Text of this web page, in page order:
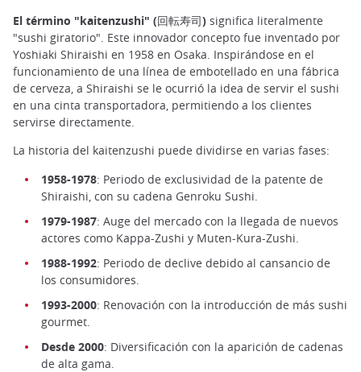
El término "kaitenzushi" (回転寿司) significa literalmente
"sushi giratorio". Este innovador concepto fue inventado por
Yoshiaki Shiraishi en 1958 en Osaka. Inspirándose en el
funcionamiento de una línea de embotellado en una fábrica
de cerveza, a Shiraishi se le ocurrió la idea de servir el sushi
en una cinta transportadora, permitiendo a los clientes
servirse directamente.
La historia del kaitenzushi puede dividirse en varias fases:
1958-1978: Periodo de exclusividad de la patente de
Shiraishi, con su cadena Genroku Sushi.
1979-1987: Auge del mercado con la llegada de nuevos
actores como Kappa-Zushi y Muten-Kura-Zushi.
1988-1992: Periodo de declive debido al cansancio de
los consumidores.
1993-2000: Renovación con la introducción de más sushi
gourmet.
Desde 2000: Diversificación con la aparición de cadenas
de alta gama.